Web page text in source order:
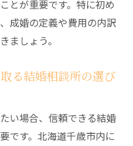
とが重要です。特に初め
成婚の定義や費用の内訳
ましょう。
る結婚相談所の選び
い場合、信頼できる結婚
です。北海道千歳市内に